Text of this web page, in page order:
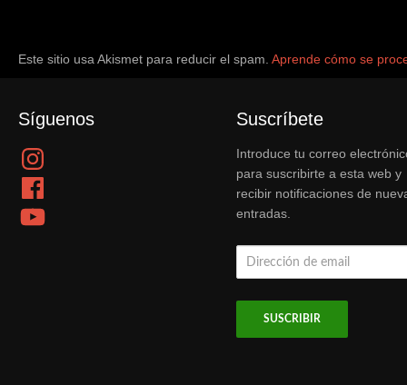
Este sitio usa Akismet para reducir el spam. Aprende cómo se
Síguenos
Instagram
Facebook
YouTube
Suscríbete
Introduce tu correo
para suscribirte a esta web y
recibir notificaciones de
entradas.
Dirección